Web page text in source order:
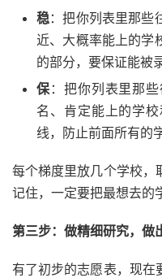
稳：把你列表里那些
近、大概率能上的学
的部分，要保证能被
保：把你列表里那
名、肯定能上的学
线，防止前面所有的
每个梯度里放几个学校，
记住，一定要把最想去的
第三步：做精细研究，做
有了初步的志愿表，现在